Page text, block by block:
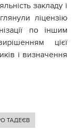
закладу і
ліцензію
по іншим
цієї
і визначення
ТАДЕЄВ